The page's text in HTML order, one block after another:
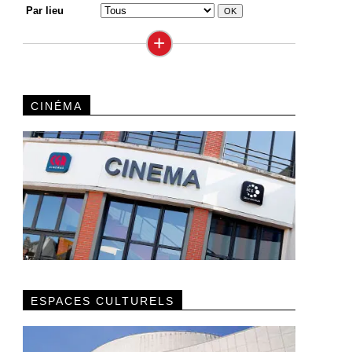
Par lieu
+
CINÉMA
ESPACES CULTURELS